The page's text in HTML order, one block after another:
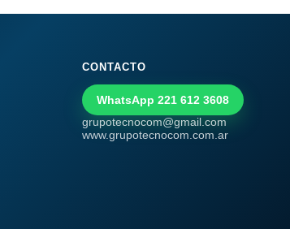
CONTACTO
WhatsApp 221 612 3608
grupotecnocom@gmail.com
www.grupotecnocom.com.ar